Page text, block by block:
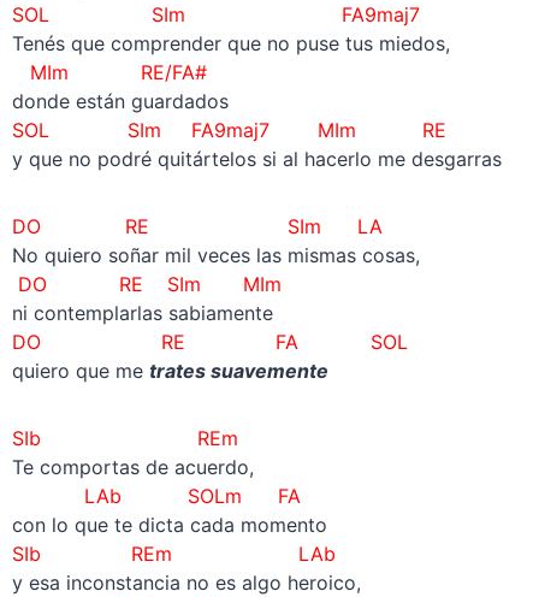
SOL SIm FA9maj7
Tenés que comprender que no puse tus miedos,
MIm RE/FA#
donde están guardados
SOL SIm FA9maj7 MIm RE
y que no podré quitártelos si al hacerlo me desgarras
DO RE SIm LA
No quiero soñar mil veces las mismas cosas,
DO RE SIm MIm
ni contemplarlas sabiamente
DO RE FA SOL
quiero que me trates suavemente
SIb REm
Te comportas de acuerdo,
LAb SOLm FA
con lo que te dicta cada momento
SIb REm LAb
y esa inconstancia no es algo heroico,